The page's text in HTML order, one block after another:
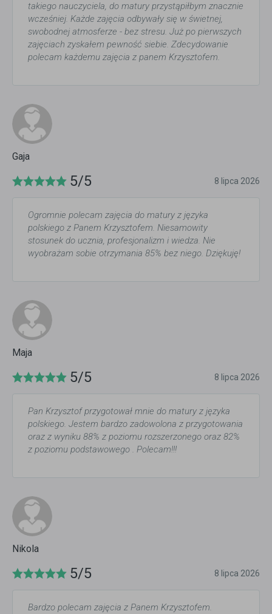
takiego nauczyciela, do matury przystąpiłbym znacznie
wcześniej. Każde zajęcia odbywały się w świetnej,
swobodnej atmosferze - bez stresu. Już po pierwszych
zajęciach zyskałem pewność siebie. Zdecydowanie
polecam każdemu zajęcia z panem Krzysztofem.
Gaja
5/5 8 lipca 2026
Ogromnie polecam zajęcia do matury z języka
polskiego z Panem Krzysztofem. Niesamowity
stosunek do ucznia, profesjonalizm i wiedza. Nie
wyobrażam sobie otrzymania 85% bez niego. Dziękuję!
Maja
5/5 8 lipca 2026
Pan Krzysztof przygotował mnie do matury z języka
polskiego. Jestem bardzo zadowolona z przygotowania
oraz z wyniku 88% z poziomu rozszerzonego oraz 82%
z poziomu podstawowego . Polecam!!!
Nikola
5/5 8 lipca 2026
Bardzo polecam zajęcia z Panem Krzysztofem.